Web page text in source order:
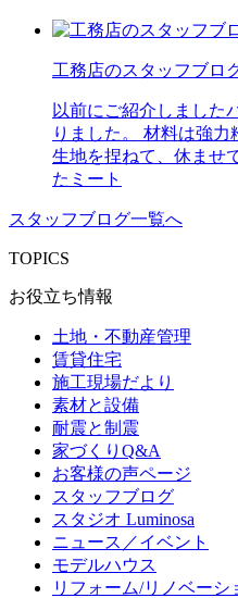
工務店のスタッフブ
以前にご紹介しました
りました。 材料は強力
生地を捏ねて、休ませ
たミート
スタッフブログ一覧へ
TOPICS
お役立ち情報
土地・不動産管理
賃貸住宅
施工現場だより
素材と設備
耐震と制震
家づくりQ&A
お客様の声ページ
スタッフブログ
スタジオ Luminosa
ニュース／イベント
モデルハウス
リフォーム/リノベーシ